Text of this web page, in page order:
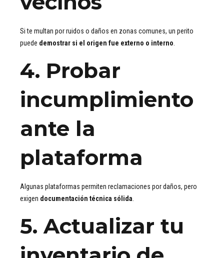
Si te multan por ruidos o daños en zonas comunes, un perito
puede demostrar si el origen fue externo o interno
4. Probar
incumplimiento
ante la
plataforma
Algunas plataformas permiten reclamaciones por daños, pero
exigen documentación técnica sólida
5.Actualizar tu